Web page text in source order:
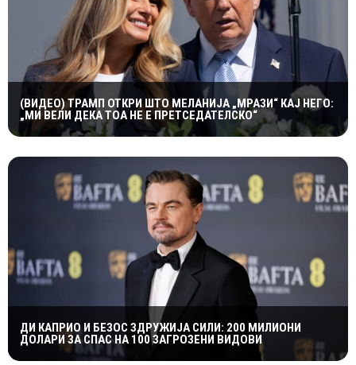
(ВИДЕО) ТРАМП ОТКРИ ШТО МЕЛАНИЈА „МРАЗИ“ КАЈ НЕГО:
„МИ ВЕЛИ ДЕКА ТОА НЕ Е ПРЕТСЕДАТЕЛСКО“
ДИ КАПРИО И БЕЗОС ЗДРУЖИЈА СИЛИ: 200 МИЛИОНИ
ДОЛАРИ ЗА СПАС НА 100 ЗАГРОЗЕНИ ВИДОВИ